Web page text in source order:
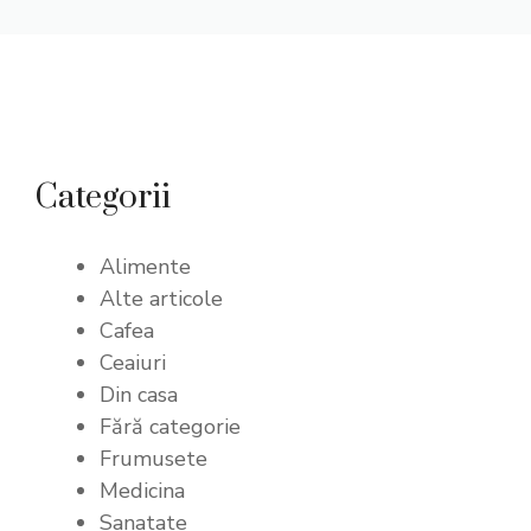
Categorii
Alimente
Alte articole
Cafea
Ceaiuri
Din casa
Fără categorie
Frumusete
Medicina
Sanatate